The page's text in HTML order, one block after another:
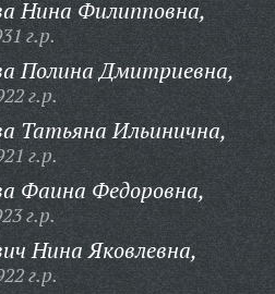
Нина Филипповна,
г.р.
Полина Дмитриевна,
г.р.
Татьяна Ильинична,
г.р.
Фаина Федоровна,
г.р.
Нина Яковлевна,
г.р.